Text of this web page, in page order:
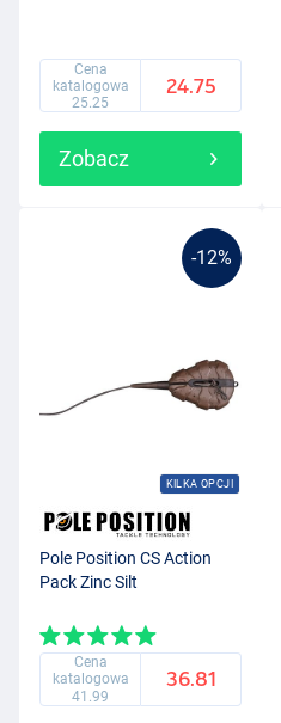
Cena
katalogowa
25.25
24.75
Zobacz
-12%
KILKA OPCJI
Pole Position CS Action
Pack Zinc Silt
Cena
katalogowa
41.99
36.81